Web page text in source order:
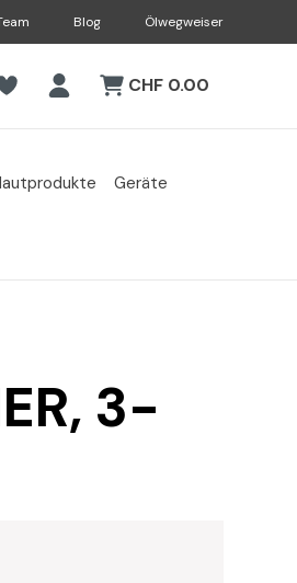
Blog Ölwegweiser
CHF 0.00
Geräte
3-